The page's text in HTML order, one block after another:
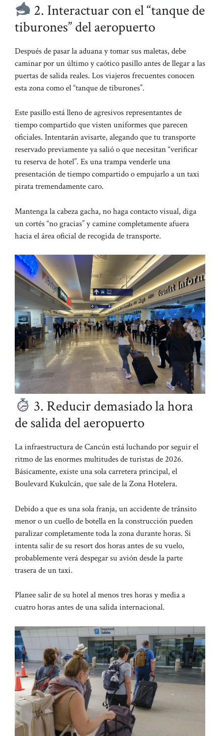
2. Interactuar con el “tanque de
tiburones” del aeropuerto
Después de pasar la aduana y tomar sus maletas, debe
caminar por un último y caótico pasillo antes de llegar a las
puertas de salida reales. Los viajeros frecuentes conocen
esta zona como el “tanque de tiburones”.
Este pasillo está lleno de agresivos representantes de
tiempo compartido que visten uniformes que parecen
oficiales. Intentarán avisarte, alegando que tu transporte
reservado previamente ya salió o que necesitan “verificar
tu reserva de hotel”. Es una trampa venderle una
presentación de tiempo compartido o empujarlo a un taxi
pirata tremendamente caro.
Mantenga la cabeza gacha, no haga contacto visual, diga
un cortés “no gracias” y camine completamente afuera
hacia el área oficial de recogida de transporte.
3. Reducir demasiado la hora
de salida del aeropuerto
La infraestructura de Cancún está luchando por seguir el
ritmo de las enormes multitudes de turistas de 2026.
Básicamente, existe una sola carretera principal, el
Boulevard Kukulcán, que sale de la Zona Hotelera.
Debido a que es una sola franja, un accidente de tránsito
menor o un cuello de botella en la construcción pueden
paralizar completamente toda la zona durante horas. Si
intenta salir de su resort dos horas antes de su vuelo,
probablemente verá despegar su avión desde la parte
trasera de un taxi.
Planee salir de su hotel al menos tres horas y media a
cuatro horas antes de una salida internacional.